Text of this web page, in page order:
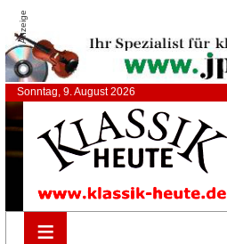
Anzeige
Sonntag, 9. August 2026
≡
≡